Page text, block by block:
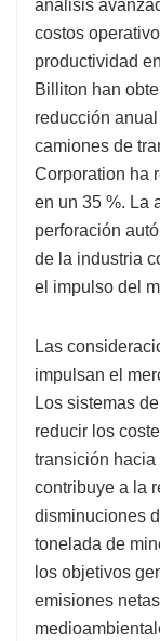
análisis
costos
productividad
Billiton han
reducción
camiones de
Corporation ha
en un 35 %. La
perforación
de la industria
el impulso del
Las
impulsan el
Los sistemas
reducir los
transición
contribuye a la
disminuciones
tonelada de
los objetivos
emisiones